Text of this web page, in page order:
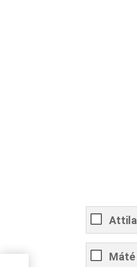
Attila
Máté